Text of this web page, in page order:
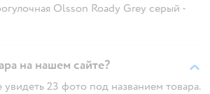
Olsson Roady Grey серый -
на нашем сайте?
23 фото под названием товара.